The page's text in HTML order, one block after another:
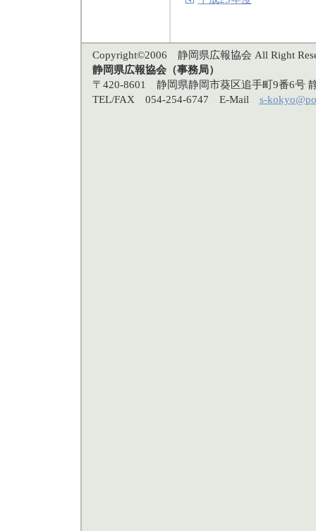
Copyright©2006 静岡県広報協会 All Right
静岡県広報協会（事務局）
〒420-8601 静岡県静岡市葵区追手町9番6号
TEL/FAX 054-254-6747 E-Mail s-